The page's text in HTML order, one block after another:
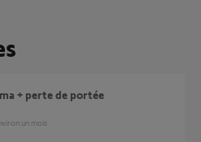
un mois